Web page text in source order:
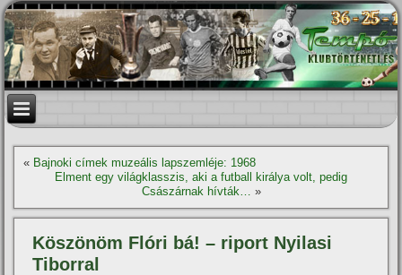
« Bajnoki cí­mek muzeális lapszemléje: 1968
Elment egy világklasszis, aki a futball királya volt, pedig
Császárnak hí­vták… »
Köszönöm Flóri bá! – riport Nyilasi
Tiborral